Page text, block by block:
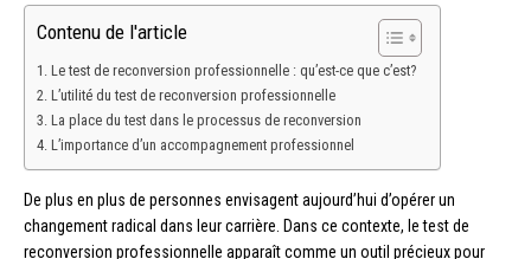
Contenu de l'article
Le test de reconversion professionnelle : qu’est-ce que c’est?
L’utilité du test de reconversion professionnelle
La place du test dans le processus de reconversion
L’importance d’un accompagnement professionnel
De plus en plus de personnes envisagent aujourd’hui d’opérer un
changement radical dans leur carrière. Dans ce contexte, le test de
reconversion professionnelle apparaît comme un outil précieux pour